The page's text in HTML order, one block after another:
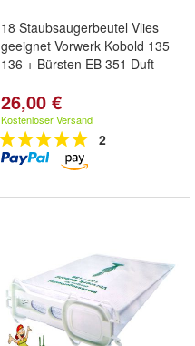
18 Staubsaugerbeutel Vlies
geeignet Vorwerk Kobold 135
136 + Bürsten EB 351 Duft
26,00 €
Kostenloser Versand
2